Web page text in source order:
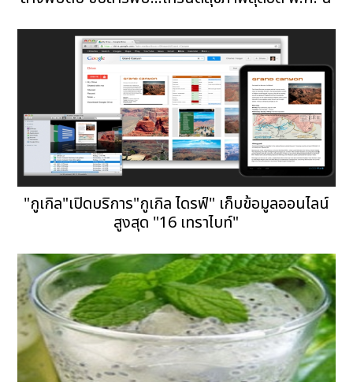
"กูเกิล"เปิดบริการ"กูเกิล ไดรฟ์" เก็บข้อมูลออนไลน์
สูงสุด "16 เทราไบท์"